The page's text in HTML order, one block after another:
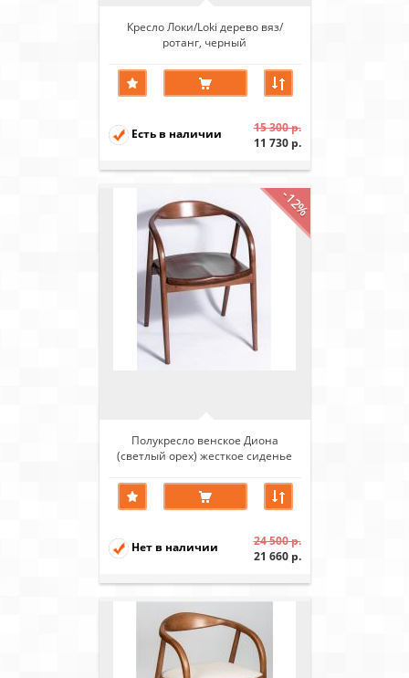
Кресло Локи/Loki дерево вяз/
ротанг, черный
Есть в наличии
15 300 р.
11 730 р.
-12%
Полукресло венское Диона
(светлый орех) жесткое сиденье
Нет в наличии
24 500 р.
21 660 р.